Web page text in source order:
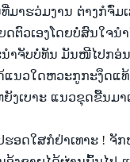
ທີ່ມາຮວ່ມງານ ຕ່າງກໍຈົ່ມ
ດຕົວເອງໂດຍບໍ່ສົນໃຈນຳ
ນຳຈັບບໍ່ທັນ ມັນໜີໄປກອ່ນ
ແນວໃດຫວະກູກະງຶດແທ້
ຍັງເບາະ ແນວຂຸດຂື້ນມາ
ຮອດໃສກໍຢ່າເທາະ ! ຈັກ